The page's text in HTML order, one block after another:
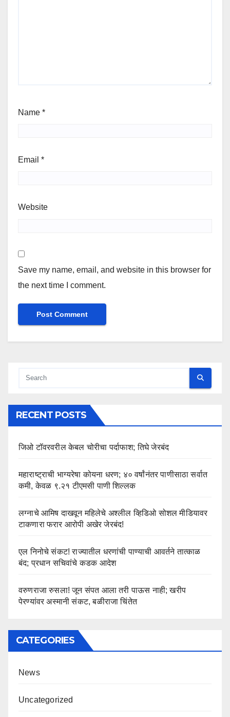
Name *
Email *
Website
Save my name, email, and website in this browser for
the next time I comment.
RECENT POSTS
जिओ टॉवरवरील केबल चोरीचा पर्दाफाश; तिघे जेरबंद
महाराष्ट्राची भाग्यरेषा कोयना धरण; ४० वर्षांनंतर पाणीसाठा सर्वात
कमी, केवळ ९.२१ टीएमसी पाणी शिल्लक
लग्नाचे आमिष दाखवून महिलेचे अश्लील व्हिडिओ सोशल मीडियावर
टाकणारा फरार आरोपी अखेर जेरबंद!
एल निनोचे संकट! राज्यातील धरणांची पाण्याची आवर्तने तात्काळ
बंद; प्रधान सचिवांचे कडक आदेश
वरुणराजा रुसला! जून संपत आला तरी पाऊस नाही; खरीप
पेरण्यांवर अस्मानी संकट, बळीराजा चिंतेत
CATEGORIES
News
Uncategorized